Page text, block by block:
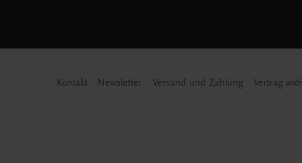
Kontakt Newsletter Versand und Zahlung Vertrag